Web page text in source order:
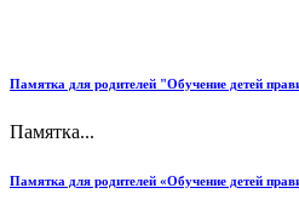
Памятка для родителей "Обучение детей
Памятка...
Памятка для родителей «Обучение детей